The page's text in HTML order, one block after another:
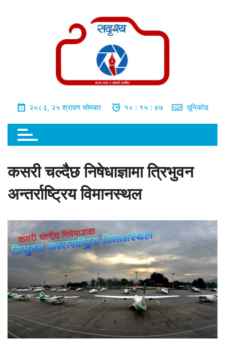
२०८३, २५ श्रावण सोमबार १० : १५ : ४८ यूनिकोड
कसरी चल्दैछ निषेधाज्ञामा त्रिभुवन
अन्तर्राष्ट्रिय विमानस्थल